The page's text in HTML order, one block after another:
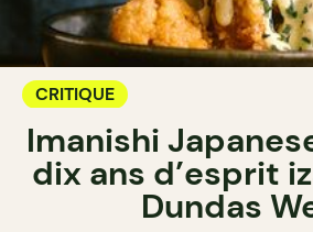
CRITIQUE
Imanishi
dix ans d’esprit
Dundas